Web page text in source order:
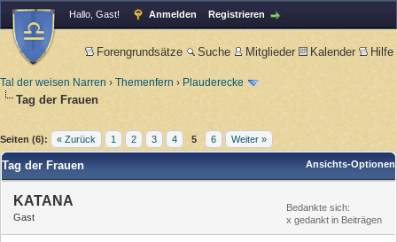
Hallo, Gast! Anmelden Registrieren
Forengrundsätze Suche Mitglieder Kalender Hilfe
Tal der weisen Narren › Themenfern › Plauderecke
Tag der Frauen
Seiten (6): « Zurück 1 2 3 4 5 6 Weiter »
Ansichts-Optionen
Tag der Frauen
KATANA
Gast
Bedankte sich:
x gedankt in Beiträgen